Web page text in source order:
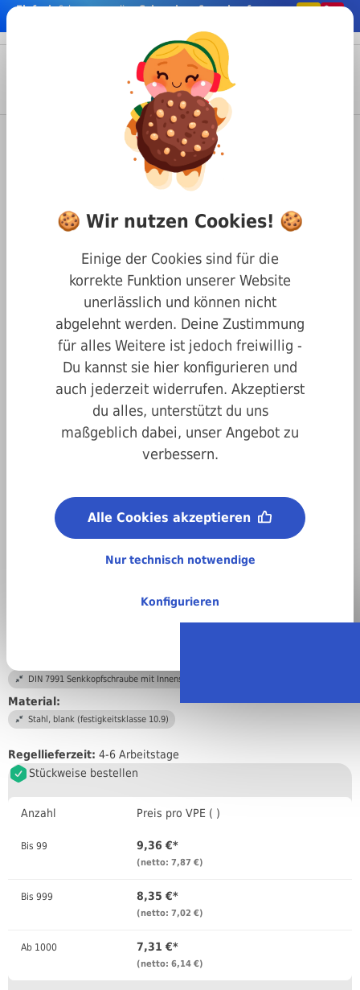
springen
Einfach& bequem onlineSchrauben & co. kaufen
Anmelden
Befestigungstechnik
Schrauben
Innensechskant Schrauben
DIN 7991 Senkkopf mit Innensechskant
Senkkopf mit Innensechskant
DIN 7991 10.9 stahl blank M24
1007991240045
DIN 7991 Senkkopfschraube mit Innensechskant
Material:
Stahl, blank (festigkeitsklasse 10.9)
Regellieferzeit: 4-6 Arbeitstage
Stückweise bestellen
Anzahl Preis pro VPE ( )
Bis 99 9,36 €*
(netto: 7,87 €)
Bis 999 8,35 €*
(netto: 7,02 €)
Ab 1000 7,31 €*
(netto: 6,14 €)
🍪 Wir nutzen Cookies! 🍪
Einige der Cookies sind für die
korrekte Funktion unserer Website
unerlässlich und können nicht
abgelehnt werden. Deine Zustimmung
für alles Weitere ist jedoch freiwillig -
Du kannst sie hier konfigurieren und
auch jederzeit widerrufen. Akzeptierst
du alles, unterstützt du uns
maßgeblich dabei, unser Angebot zu
verbessern.
Alle Cookies akzeptieren
Nur technisch notwendige
Konfigurieren